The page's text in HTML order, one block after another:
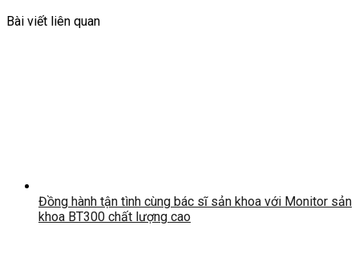
Bài viết liên quan
Đồng hành tận tình cùng bác sĩ sản khoa với Monitor sản
khoa BT300 chất lượng cao